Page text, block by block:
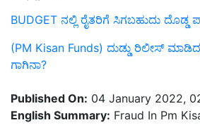
BUDGET ನಲ್ಲಿ ರೈತರಿಗೆ ಸಿಗಬಹುದು ದೊಡ್ಡ
(PM Kisan Funds) ದುಡ್ಡು ರಿಲೀಸ್
ಗಾಗಿನಾ?
Published On: 04 January 2022,
English Summary: Fraud In Pm